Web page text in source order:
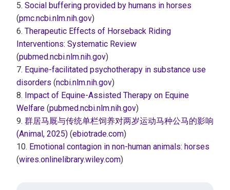
5. Social buffering provided by humans in horses
(pmc.ncbi.nlm.nih.gov)
6. Therapeutic Effects of Horseback Riding
Interventions: Systematic Review
(pubmed.ncbi.nlm.nih.gov)
7. Equine-facilitated psychotherapy in substance use
disorders (ncbi.nlm.nih.gov)
8. Impact of Equine-Assisted Therapy on Equine
Welfare (pubmed.ncbi.nlm.nih.gov)
9. 群居马厩与传统单栏饲养对两岁运动马种公马的影响
(Animal, 2025) (ebiotrade.com)
10. Emotional contagion in non-human animals: horses
(wires.onlinelibrary.wiley.com)